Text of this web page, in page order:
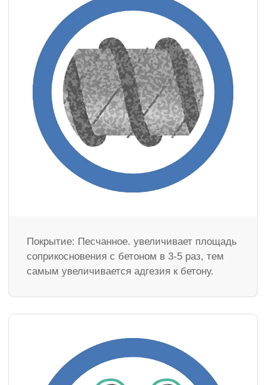
Покрытие: Песчанное. увеличивает площадь
соприкосновения с бетоном в 3-5 раз, тем
самым увеличивается адгезия к бетону.